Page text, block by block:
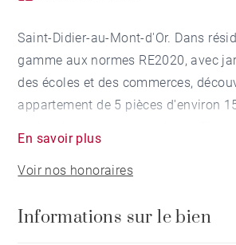
Saint-Didier-au-Mont-d'Or. Dans
gamme aux normes RE2020, avec
des écoles et des commerces,
appartement de 5 pièces d'environ
Il se compose d'une entrée, d'une
chambres, une salle de douche et
En savoir plus
Voir nos honoraires
Informations sur le bien